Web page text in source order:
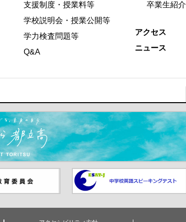
支援制度・授業料等
学校説明会・授業公開等
学力検査問題等
Q&A
卒業生紹介
アクセス
ニュース
中学校英語スピーキングテスト
（別ウインドウが開きます）